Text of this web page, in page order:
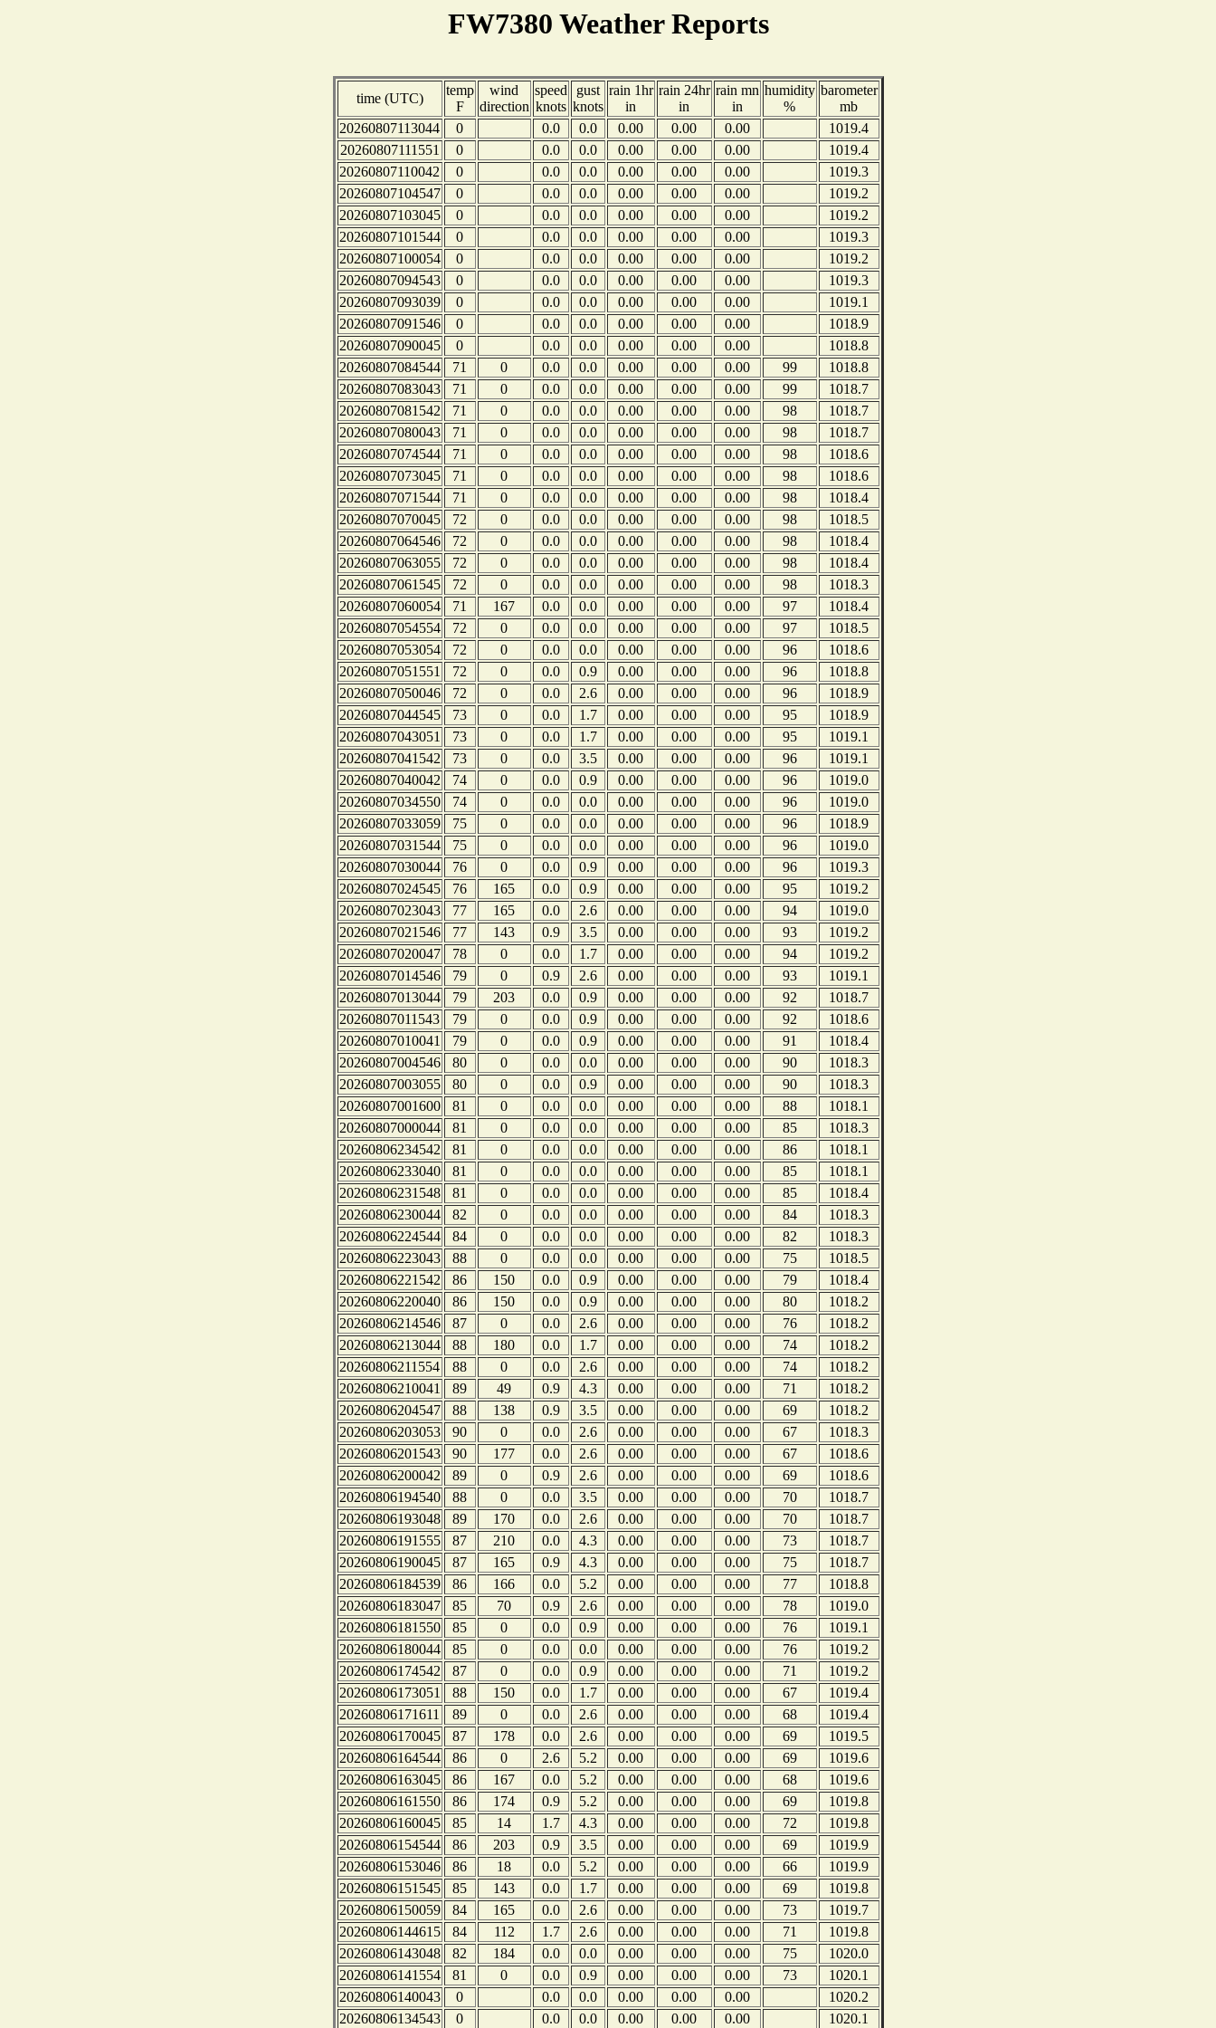
FW7380 Weather Reports
time (UTC)
temp
F
wind
direction
speed
knots
gust
knots
rain 1hr
in
rain 24hr
in
rain mn
in
humidity
%
barometer
mb
20260807113044
0 0.0 0.0 0.00 0.00 0.00
1019.4
20260807111551
0 0.0 0.0 0.00 0.00 0.00
1019.4
20260807110042
0 0.0 0.0 0.00 0.00 0.00
1019.3
20260807104547
0 0.0 0.0 0.00 0.00 0.00
1019.2
20260807103045
0 0.0 0.0 0.00 0.00 0.00
1019.2
20260807101544
0 0.0 0.0 0.00 0.00 0.00
1019.3
20260807100054
0 0.0 0.0 0.00 0.00 0.00
1019.2
20260807094543
0 0.0 0.0 0.00 0.00 0.00
1019.3
20260807093039
0 0.0 0.0 0.00 0.00 0.00
1019.1
20260807091546
0 0.0 0.0 0.00 0.00 0.00
1018.9
20260807090045
0 0.0 0.0 0.00 0.00 0.00
1018.8
20260807084544
71 0 0.0 0.0 0.00 0.00 0.00 99
1018.8
20260807083043
71 0 0.0 0.0 0.00 0.00 0.00 99
1018.7
20260807081542
71 0 0.0 0.0 0.00 0.00 0.00 98
1018.7
20260807080043
71 0 0.0 0.0 0.00 0.00 0.00 98
1018.7
20260807074544
71 0 0.0 0.0 0.00 0.00 0.00 98
1018.6
20260807073045
71 0 0.0 0.0 0.00 0.00 0.00 98
1018.6
20260807071544
71 0 0.0 0.0 0.00 0.00 0.00 98
1018.4
20260807070045
72 0 0.0 0.0 0.00 0.00 0.00 98
1018.5
20260807064546
72 0 0.0 0.0 0.00 0.00 0.00 98
1018.4
20260807063055
72 0 0.0 0.0 0.00 0.00 0.00 98
1018.4
20260807061545
72 0 0.0 0.0 0.00 0.00 0.00 98
1018.3
20260807060054
71 167 0.0 0.0 0.00 0.00 0.00 97
1018.4
20260807054554
72 0 0.0 0.0 0.00 0.00 0.00 97
1018.5
20260807053054
72 0 0.0 0.0 0.00 0.00 0.00 96
1018.6
20260807051551
72 0 0.0 0.9 0.00 0.00 0.00 96
1018.8
20260807050046
72 0 0.0 2.6 0.00 0.00 0.00 96
1018.9
20260807044545
73 0 0.0 1.7 0.00 0.00 0.00 95
1018.9
20260807043051
73 0 0.0 1.7 0.00 0.00 0.00 95
1019.1
20260807041542
73 0 0.0 3.5 0.00 0.00 0.00 96
1019.1
20260807040042
74 0 0.0 0.9 0.00 0.00 0.00 96
1019.0
20260807034550
74 0 0.0 0.0 0.00 0.00 0.00 96
1019.0
20260807033059
75 0 0.0 0.0 0.00 0.00 0.00 96
1018.9
20260807031544
75 0 0.0 0.0 0.00 0.00 0.00 96
1019.0
20260807030044
76 0 0.0 0.9 0.00 0.00 0.00 96
1019.3
20260807024545
76 165 0.0 0.9 0.00 0.00 0.00 95
1019.2
20260807023043
77 165 0.0 2.6 0.00 0.00 0.00 94
1019.0
20260807021546
77 143 0.9 3.5 0.00 0.00 0.00 93
1019.2
20260807020047
78 0 0.0 1.7 0.00 0.00 0.00 94
1019.2
20260807014546
79 0 0.9 2.6 0.00 0.00 0.00 93
1019.1
20260807013044
79 203 0.0 0.9 0.00 0.00 0.00 92
1018.7
20260807011543
79 0 0.0 0.9 0.00 0.00 0.00 92
1018.6
20260807010041
79 0 0.0 0.9 0.00 0.00 0.00 91
1018.4
20260807004546
80 0 0.0 0.0 0.00 0.00 0.00 90
1018.3
20260807003055
80 0 0.0 0.9 0.00 0.00 0.00 90
1018.3
20260807001600
81 0 0.0 0.0 0.00 0.00 0.00 88
1018.1
20260807000044
81 0 0.0 0.0 0.00 0.00 0.00 85
1018.3
20260806234542
81 0 0.0 0.0 0.00 0.00 0.00 86
1018.1
20260806233040
81 0 0.0 0.0 0.00 0.00 0.00 85
1018.1
20260806231548
81 0 0.0 0.0 0.00 0.00 0.00 85
1018.4
20260806230044
82 0 0.0 0.0 0.00 0.00 0.00 84
1018.3
20260806224544
84 0 0.0 0.0 0.00 0.00 0.00 82
1018.3
20260806223043
88 0 0.0 0.0 0.00 0.00 0.00 75
1018.5
20260806221542
86 150 0.0 0.9 0.00 0.00 0.00 79
1018.4
20260806220040
86 150 0.0 0.9 0.00 0.00 0.00 80
1018.2
20260806214546
87 0 0.0 2.6 0.00 0.00 0.00 76
1018.2
20260806213044
88 180 0.0 1.7 0.00 0.00 0.00 74
1018.2
20260806211554
88 0 0.0 2.6 0.00 0.00 0.00 74
1018.2
20260806210041
89 49 0.9 4.3 0.00 0.00 0.00 71
1018.2
20260806204547
88 138 0.9 3.5 0.00 0.00 0.00 69
1018.2
20260806203053
90 0 0.0 2.6 0.00 0.00 0.00 67
1018.3
20260806201543
90 177 0.0 2.6 0.00 0.00 0.00 67
1018.6
20260806200042
89 0 0.9 2.6 0.00 0.00 0.00 69
1018.6
20260806194540
88 0 0.0 3.5 0.00 0.00 0.00 70
1018.7
20260806193048
89 170 0.0 2.6 0.00 0.00 0.00 70
1018.7
20260806191555
87 210 0.0 4.3 0.00 0.00 0.00 73
1018.7
20260806190045
87 165 0.9 4.3 0.00 0.00 0.00 75
1018.7
20260806184539
86 166 0.0 5.2 0.00 0.00 0.00 77
1018.8
20260806183047
85 70 0.9 2.6 0.00 0.00 0.00 78
1019.0
20260806181550
85 0 0.0 0.9 0.00 0.00 0.00 76
1019.1
20260806180044
85 0 0.0 0.0 0.00 0.00 0.00 76
1019.2
20260806174542
87 0 0.0 0.9 0.00 0.00 0.00 71
1019.2
20260806173051
88 150 0.0 1.7 0.00 0.00 0.00 67
1019.4
20260806171611
89 0 0.0 2.6 0.00 0.00 0.00 68
1019.4
20260806170045
87 178 0.0 2.6 0.00 0.00 0.00 69
1019.5
20260806164544
86 0 2.6 5.2 0.00 0.00 0.00 69
1019.6
20260806163045
86 167 0.0 5.2 0.00 0.00 0.00 68
1019.6
20260806161550
86 174 0.9 5.2 0.00 0.00 0.00 69
1019.8
20260806160045
85 14 1.7 4.3 0.00 0.00 0.00 72
1019.8
20260806154544
86 203 0.9 3.5 0.00 0.00 0.00 69
1019.9
20260806153046
86 18 0.0 5.2 0.00 0.00 0.00 66
1019.9
20260806151545
85 143 0.0 1.7 0.00 0.00 0.00 69
1019.8
20260806150059
84 165 0.0 2.6 0.00 0.00 0.00 73
1019.7
20260806144615
84 112 1.7 2.6 0.00 0.00 0.00 71
1019.8
20260806143048
82 184 0.0 0.0 0.00 0.00 0.00 75
1020.0
20260806141554
81 0 0.0 0.9 0.00 0.00 0.00 73
1020.1
20260806140043
0 0.0 0.0 0.00 0.00 0.00
1020.2
20260806134543
0 0.0 0.0 0.00 0.00 0.00 1020.1